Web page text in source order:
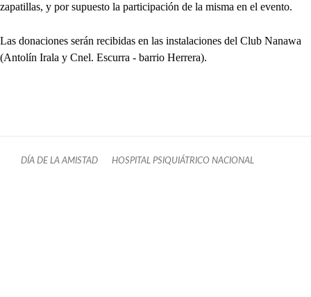
zapatillas, y por supuesto la participación de la misma en el evento.
Las donaciones serán recibidas en las instalaciones del Club Nanawa
(Antolín Irala y Cnel. Escurra - barrio Herrera).
DÍA DE LA AMISTAD HOSPITAL PSIQUIÁTRICO NACIONAL